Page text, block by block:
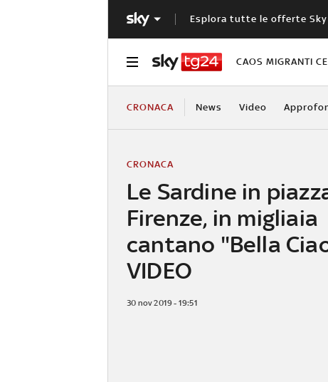
Esplora tutte le offerte Sky
CAOS MIGRANTI
CRONACA News Video
Le Sardine in
Firenze, in migliaia
cantano "Bella
VIDEO
CRONACA
30 nov 2019 - 19:51